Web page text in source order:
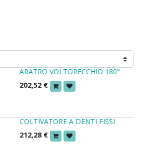
ARATRO VOLTORECCHIO 180°
202,52 €
COLTIVATORE A DENTI FISSI
212,28 €